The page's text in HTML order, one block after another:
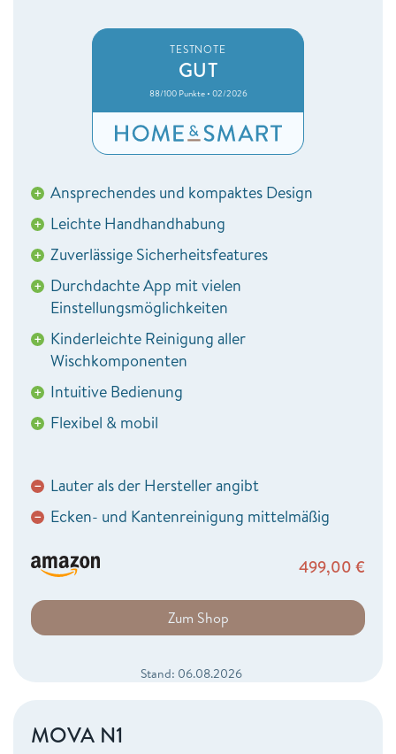
TESTNOTE
GUT
88/100 Punkte • 02/2026
+ Ansprechendes und kompaktes Design
+ Leichte Handhandhabung
+ Zuverlässige Sicherheitsfeatures
+ Durchdachte App mit vielen
Einstellungsmöglichkeiten
+ Kinderleichte Reinigung aller
Wischkomponenten
+ Intuitive Bedienung
+ Flexibel & mobil
− Lauter als der Hersteller angibt
− Ecken- und Kantenreinigung mittelmäßig
499,00 €
Zum Shop
Stand: 06.08.2026
MOVA N1